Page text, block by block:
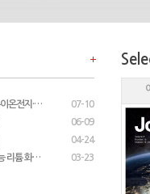
[언론보도] Nano-Micro Letters. 게재, 리튬이온전지·전고체전지 모두 적용 가능한 ‘차세대 고용량 실리콘 음극소재’ 개발
07-10
06-09
04-24
[언론보도] Adv. Energy Mater. 게재, '고성능 리튬 화합물 음극 소재' 개발
03-23